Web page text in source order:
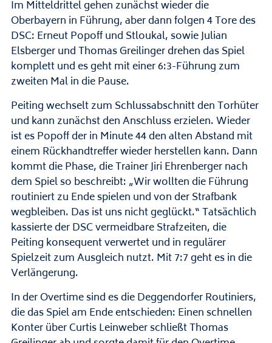
Im Mitteldrittel gehen zunächst wieder die
Oberbayern in Führung, aber dann folgen 4 Tore des
DSC: Erneut Popoff und Stloukal, sowie Julian
Elsberger und Thomas Greilinger drehen das Spiel
komplett und es geht mit einer 6:3-Führung zum
zweiten Mal in die Pause.
Peiting wechselt zum Schlussabschnitt den Torhüter
und kann zunächst den Anschluss erzielen. Wieder
ist es Popoff der in Minute 44 den alten Abstand mit
einem Rückhandtreffer wieder herstellen kann. Dann
kommt die Phase, die Trainer Jiri Ehrenberger nach
dem Spiel so beschreibt: „Wir wollten die Führung
routiniert zu Ende spielen und von der Strafbank
wegbleiben. Das ist uns nicht geglückt.“ Tatsächlich
kassierte der DSC vermeidbare Strafzeiten, die
Peiting konsequent verwertet und in regulärer
Spielzeit zum Ausgleich nutzt. Mit 7:7 geht es in die
Verlängerung.
In der Overtime sind es die Deggendorfer Routiniers,
die das Spiel am Ende entschieden: Einen schnellen
Konter über Curtis Leinweber schließt Thomas